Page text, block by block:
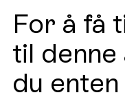
For å få
til denne
du